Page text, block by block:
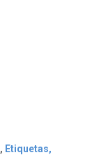
, Etiquetas,